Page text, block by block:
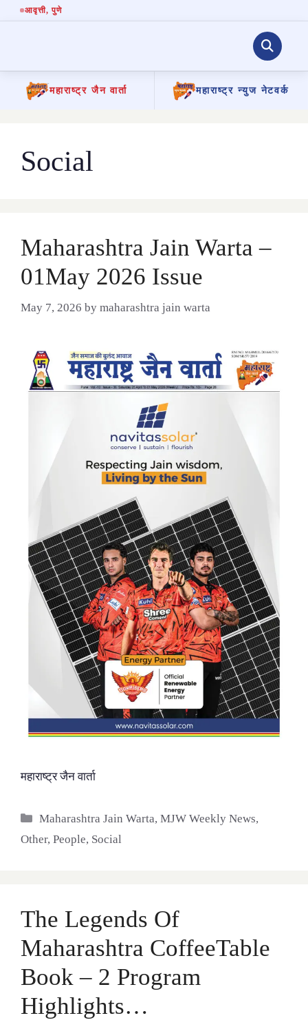
आवृत्ती, पुणे
महाराष्ट्र जैन वार्ता महाराष्ट्र न्युज नेटवर्क
contentSocial
Maharashtra Jain Warta –
01May 2026 Issue
May 7, 2026 by maharashtra jain warta
महाराष्ट्र जैन वार्ता
Categories
Maharashtra Jain Warta,MJW Weekly News,
Other, People, Social
The Legends Of
Maharashtra CoffeeTable
Book – 2 Program
Highlights…